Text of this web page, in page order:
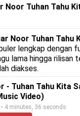
Noor Tuhan Tahu
Noor Tuhan Tahu
lengkap dengan
lama hingga rilisan
diakses.
- Tuhan Tahu Kita
Video)
4 minutes, 36 seconds